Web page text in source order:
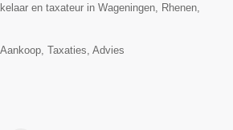
en taxateur in Wageningen, Rhenen,
Taxaties, Advies